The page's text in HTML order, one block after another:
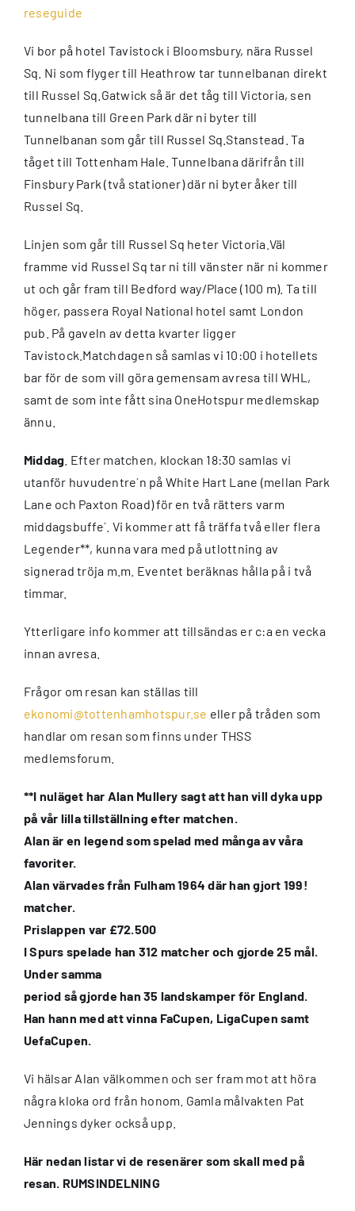
reseguide
Vi bor på hotel Tavistock i Bloomsbury, nära Russel
Sq. Ni som flyger till Heathrow tar tunnelbanan direkt
till Russel Sq.Gatwick så är det tåg till Victoria, sen
tunnelbana till Green Park där ni byter till
Tunnelbanan som går till Russel Sq.Stanstead. Ta
tåget till Tottenham Hale. Tunnelbana därifrån till
Finsbury Park (två stationer) där ni byter åker till
Russel Sq.
Linjen som går till Russel Sq heter Victoria.Väl
framme vid Russel Sq tar ni till vänster när ni kommer
ut och går fram till Bedford way/Place (100 m). Ta till
höger, passera Royal National hotel samt London
pub. På gaveln av detta kvarter ligger
Tavistock.Matchdagen så samlas vi 10:00 i hotellets
bar för de som vill göra gemensam avresa till WHL,
samt de som inte fått sina OneHotspur medlemskap
ännu.
Middag . Efter matchen, klockan 18:30 samlas vi
utanför huvudentre´n på White Hart Lane (mellan Park
Lane och Paxton Road) för en två rätters varm
middagsbuffe´. Vi kommer att få träffa två eller flera
Legender**, kunna vara med på utlottning av
signerad tröja m.m. Eventet beräknas hålla på i två
timmar.
Ytterligare info kommer att tillsändas er c:a en vecka
innan avresa.
Frågor om resan kan ställas till
ekonomi@tottenhamhotspur.se eller på tråden som
handlar om resan som finns under THSS
medlemsforum.
**I nuläget har Alan Mullery sagt att han vill dyka upp
på vår lilla tillställning efter matchen.
Alan är en legend som spelad med många av våra
favoriter.
Alan värvades från Fulham 1964 där han gjort 199!
matcher.
Prislappen var £72.500
I Spurs spelade han 312 matcher och gjorde 25 mål.
Under samma
period så gjorde han 35 landskamper för England.
Han hann med att vinna FaCupen, LigaCupen samt
UefaCupen.
Vi hälsar Alan välkommen och ser fram mot att höra
några kloka ord från honom. Gamla målvakten Pat
Jennings dyker också upp.
Här nedan listar vi de resenärer som skall med på
resan. RUMSINDELNING